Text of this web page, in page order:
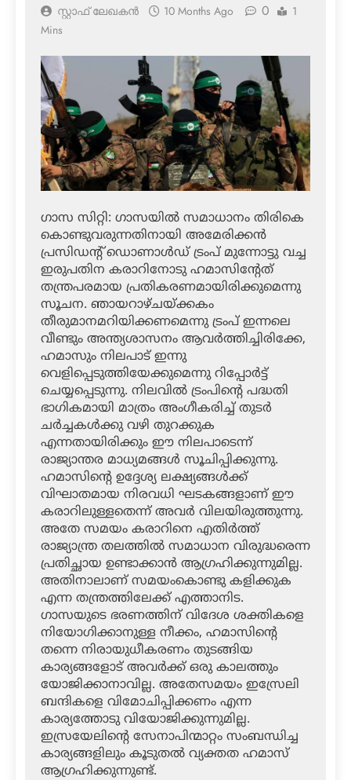
സ്റ്റാഫ് ലേഖകൻ 10 Months Ago 0
1
Mins
ഗാസ സിറ്റി: ഗാസയില്‍ സമാധാനം തിരികെ
കൊണ്ടുവരുന്നതിനായി അമേരിക്കന്‍
പ്രസിഡന്റ് ഡൊണാള്‍ഡ് ട്രംപ് മുന്നോട്ടു വച്ച
ഇരുപതിന കരാറിനോടു ഹമാസിന്റേത്
തന്ത്രപരമായ പ്രതികരണമായിരിക്കുമെന്നു
സൂചന. ഞായറാഴ്ചയ്ക്കകം
തീരുമാനമറിയിക്കണമെന്നു ട്രംപ് ഇന്നലെ
വീണ്ടും അന്ത്യശാസനം ആവര്‍ത്തിച്ചിരിക്കേ,
ഹമാസും നിലപാട് ഇന്നു
വെളിപ്പെടുത്തിയേക്കുമെന്നു റിപ്പോര്‍ട്ട്
ചെയ്യപ്പെടുന്നു. നിലവില്‍ ട്രംപിന്റെ പദ്ധതി
ഭാഗികമായി മാത്രം അംഗീകരിച്ച് തുടര്‍
ചര്‍ച്ചകള്‍ക്കു വഴി തുറക്കുക
എന്നതായിരിക്കും ഈ നിലപാടെന്ന്
രാജ്യാന്തര മാധ്യമങ്ങള്‍ സൂചിപ്പിക്കുന്നു.
ഹമാസിന്റെ ഉദ്ദേശ്യ ലക്ഷ്യങ്ങള്‍ക്ക്
വിഘാതമായ നിരവധി ഘടകങ്ങളാണ് ഈ
കരാറിലുള്ളതെന്ന് അവര്‍ വിലയിരുത്തുന്നു.
അതേ സമയം കരാറിനെ എതിര്‍ത്ത്
രാജ്യാന്ത്ര തലത്തില്‍ സമാധാന വിരുദ്ധരെന്ന
പ്രതിച്ഛായ ഉണ്ടാക്കാന്‍ ആഗ്രഹിക്കുന്നുമില്ല.
അതിനാലാണ് സമയംകൊണ്ടു കളിക്കുക
എന്ന തന്ത്രത്തിലേക്ക് എത്താനിട.
ഗാസയുടെ ഭരണത്തിന് വിദേശ ശക്തികളെ
നിയോഗിക്കാനുള്ള നീക്കം, ഹമാസിന്റെ
തന്നെ നിരായുധീകരണം തുടങ്ങിയ
കാര്യങ്ങളോട് അവര്‍ക്ക് ഒരു കാലത്തും
യോജിക്കാനാവില്ല. അതേസമയം ഇസ്രേലി
ബന്ദികളെ വിമോചിപ്പിക്കണം എന്ന
കാര്യത്തോടു വിയോജിക്കുന്നുമില്ല.
ഇസ്രയേലിന്റെ സേനാപിന്മാറ്റം സംബന്ധിച്ച
കാര്യങ്ങളിലും കൂടുതല്‍ വ്യക്തത ഹമാസ്
ആഗ്രഹിക്കുന്നുണ്ട്.